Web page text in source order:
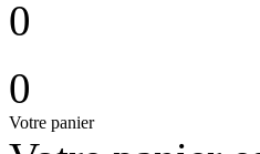
0
0
Votre panier